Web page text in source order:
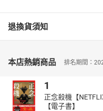
《盧俊義牧師講耶穌的故事─
─基督教的第一本經典》。同
【有聲書目錄】
EP.1 報導我親眼看見、親耳聽
EP.2 在主眼中的大人物
EP.3 願上帝的話成就
退換貨須知
本店熱銷商品 排名期間：
1
正念殺機【
【電子書】